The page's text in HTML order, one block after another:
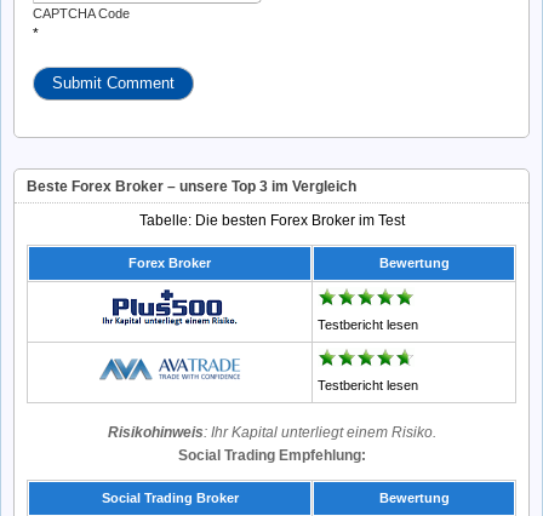
CAPTCHA Code
*
Beste Forex Broker – unsere Top 3 im Vergleich
Tabelle: Die besten Forex Broker im Test
Forex Broker Bewertung
Testbericht lesen
Testbericht lesen
Risikohinweis: Ihr Kapital unterliegt einem Risiko.
Social Trading Empfehlung:
Social Trading Broker Bewertung